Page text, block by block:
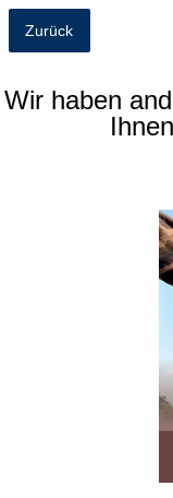
Zurück
Wir haben